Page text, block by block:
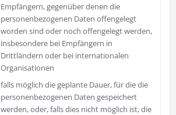
Empfängern, gegenüber denen die
personenbezogenen Daten offengelegt
worden sind oder noch offengelegt werden,
insbesondere bei Empfängern in
Drittländern oder bei internationalen
Organisationen
falls möglich die geplante Dauer, für die die
personenbezogenen Daten gespeichert
werden, oder, falls dies nicht möglich ist, die